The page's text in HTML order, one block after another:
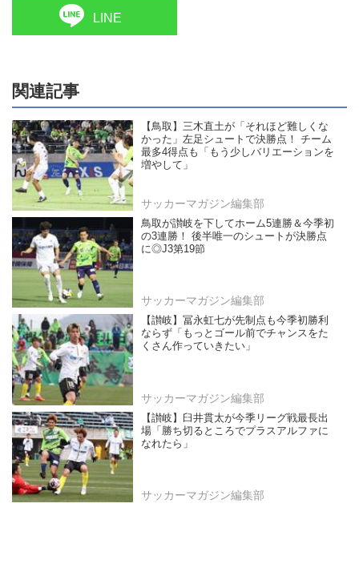
LINE
関連記事
【鳥取】三木直土が「それほど難しくな
かった」左足シュートで決勝点！ チーム
最多4得点も「もう少しバリエーションを
増やして」
サッカーマガジン編集部
鳥取が讃岐を下してホーム5連勝＆今季初
の3連勝！ 後半唯一のシュートが決勝点
に◎J3第19節
サッカーマガジン編集部
【讃岐】冨永虹七が先制点も今季初勝利
ならず「もっとゴール前でチャンスをた
くさん作っていきたい」
サッカーマガジン編集部
【讃岐】臼井貫太が今季リーグ戦最長出
場「勝ち切るところでプラスアルファに
なれたら」
サッカーマガジン編集部